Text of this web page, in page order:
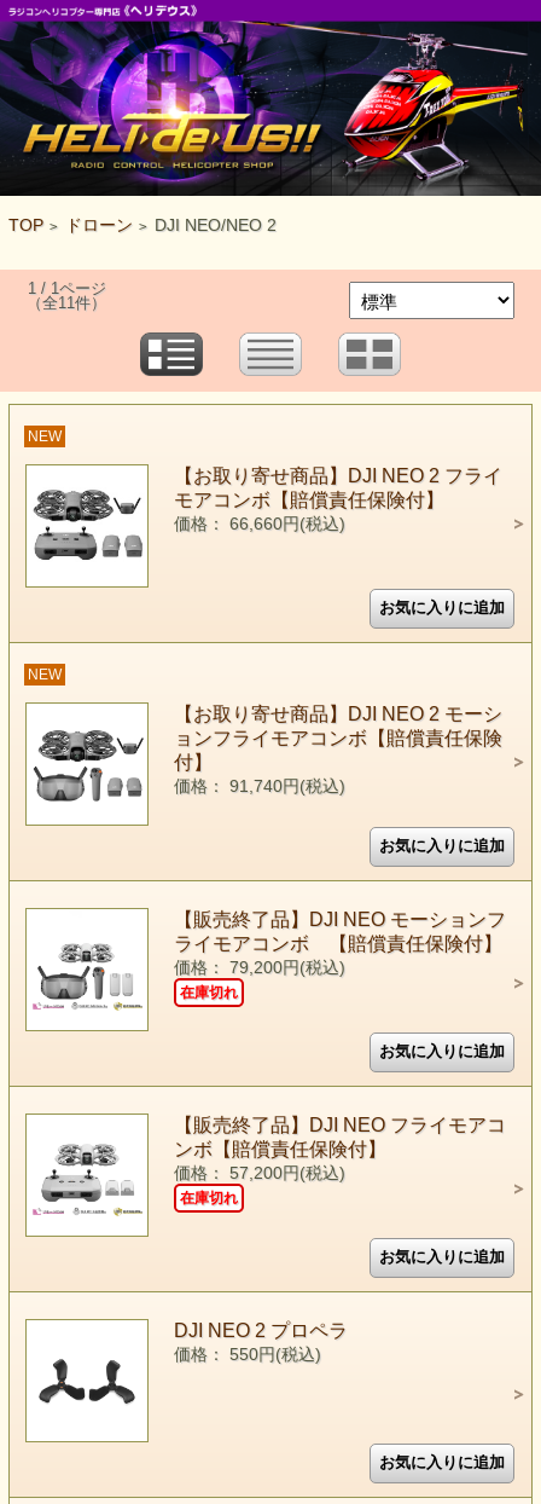
TOP > ドローン > DJI NEO/NEO 2
1 / 1ページ
（全11件）
NEW
【お取り寄せ商品】DJI NEO 2 フライ
モアコンボ【賠償責任保険付】
価格： 66,660円(税込)
NEW
【お取り寄せ商品】DJI NEO 2 モーシ
ョンフライモアコンボ【賠償責任保険
付】
価格： 91,740円(税込)
【販売終了品】DJI NEO モーションフ
ライモアコンボ 【賠償責任保険付】
価格： 79,200円(税込)
在庫切れ
【販売終了品】DJI NEO フライモアコ
ンボ【賠償責任保険付】
価格： 57,200円(税込)
在庫切れ
DJI NEO 2 プロペラ
価格： 550円(税込)